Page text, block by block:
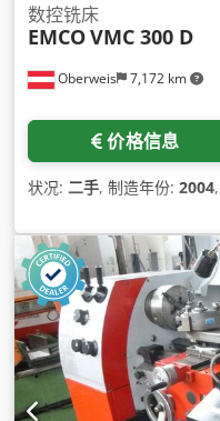
Oberweis 7,172 km
数控铣床
EMCOVMC 300 D
价格信息
状况: 二手, 制造年份: 2004,